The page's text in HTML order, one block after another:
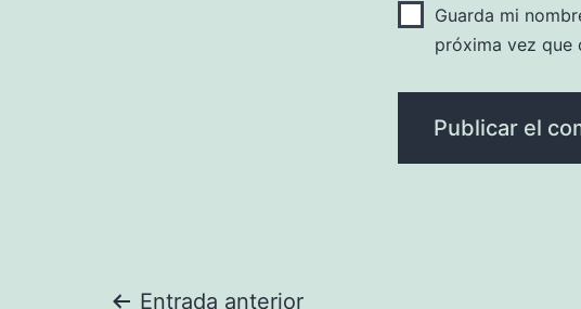
Guarda mi
próxima vez que
Entrada anterior